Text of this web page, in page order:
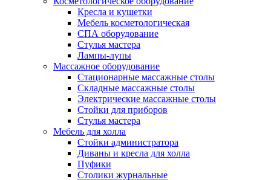
Кресла и кушетки
Мебель косметологическая
СПА оборудование
Стулья мастера
Лампы-лупы
Массажное оборудование
Стационарные массажные столы
Складные массажные столы
Электрические массажные столы
Стойки для приборов
Стулья мастера
Мебель для холла
Стойки администратора
Диваны и кресла для холла
Пуфики
Столики журнальные